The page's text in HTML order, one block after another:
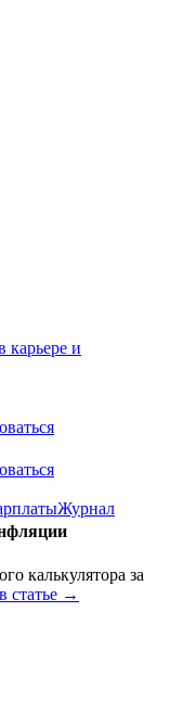
карьере и
Журнал
калькулятора за
в статье →